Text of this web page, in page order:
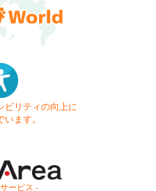
ビリティの向上に
ます。
ービス -